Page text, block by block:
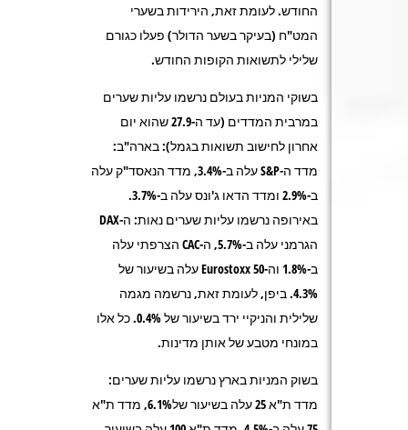
החודש. לעומת זאת, הירידות בשערי
המט"ח (בעיקר בשער הדולר) פעלו כגורם
שלילי לתשואות הקופות החודש.
בשוקי המניות בעולם נרשמו עליות שערים
במרבית המדדים (עד ה-27.9 שהוא יום
אחרון לחישוב תשואות בגמל): בארה"ב:
מדד ה-S&P עלה ב-3.4%, מדד הנאסד"ק עלה
ב-2.9% ומדד הדאו ג'ונס עלה ב-3.7%.
באירופה נרשמו עליות שערים נאות: ה-DAX
הגרמני עלה ב-5.7%, ה-CAC הצרפתי עלה
ב-1.8% וה-Eurostoxx 50 עלה בשיעור של
4.3%. ביפן, לעומת זאת, נרשמה מגמה
שלילית והניקיי ירד בשיעור של 0.4%. כל אלו
במונחי מטבע של אותן מדינות.
בשוק המניות בארץ נרשמו עליות שערים:
מדד ת"א 25 עלה בשיעור של6.1%, מדד ת"א